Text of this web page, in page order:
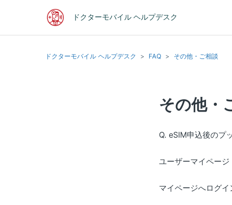
ドクターモバイル ヘルプデスク
ドクターモバイル ヘルプデスク FAQ その他・ご相談
その他・
Q. eSIM申込後のプ
ユーザーマイページ
マイページへログ